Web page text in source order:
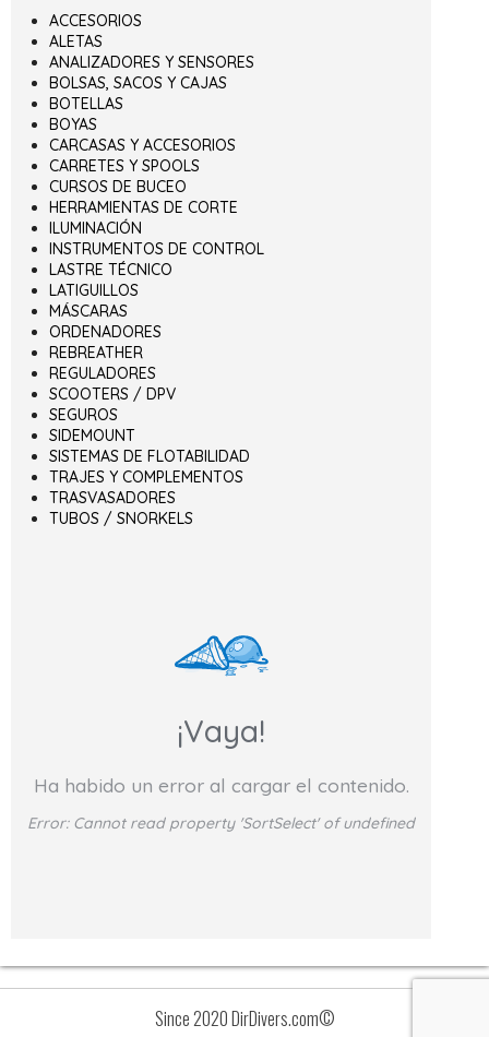
ACCESORIOS
ALETAS
ANALIZADORES Y SENSORES
BOLSAS, SACOS Y CAJAS
BOTELLAS
BOYAS
CARCASAS Y ACCESORIOS
CARRETES Y SPOOLS
CURSOS DE BUCEO
HERRAMIENTAS DE CORTE
ILUMINACIÓN
INSTRUMENTOS DE CONTROL
LASTRE TÉCNICO
LATIGUILLOS
MÁSCARAS
ORDENADORES
REBREATHER
REGULADORES
SCOOTERS / DPV
SEGUROS
SIDEMOUNT
SISTEMAS DE FLOTABILIDAD
TRAJES Y COMPLEMENTOS
TRASVASADORES
TUBOS / SNORKELS
¡Vaya!
Ha habido un error al cargar el contenido.
Error: Cannot read property 'SortSelect' of undefined
Since 2020 DirDivers.com©